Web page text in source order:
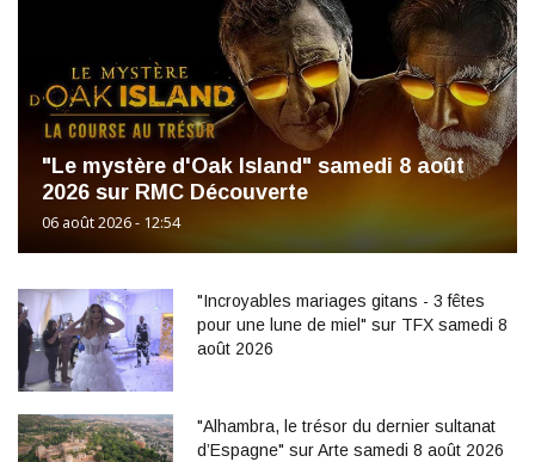
"Le mystère d'Oak Island" samedi 8 août
2026 sur RMC Découverte
06 août 2026 - 12:54
"Incroyables mariages gitans - 3 fêtes
pour une lune de miel" sur TFX samedi 8
août 2026
"Alhambra, le trésor du dernier sultanat
d’Espagne" sur Arte samedi 8 août 2026